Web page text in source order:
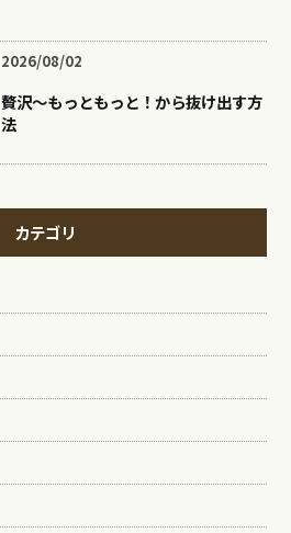
2026/08/02
贅沢〜もっともっと！から抜け出す方
法
カテゴリ